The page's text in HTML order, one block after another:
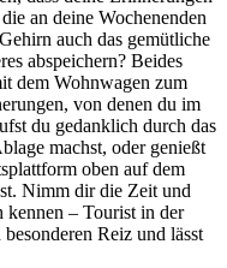
an deine Wochenenden
auch das gemütliche
abspeichern? Beides
dem Wohnwagen zum
von denen du im
du gedanklich durch das
machst, oder genießt
oben auf dem
Nimm dir die Zeit und
kennen – Tourist in der
Reiz und lässt